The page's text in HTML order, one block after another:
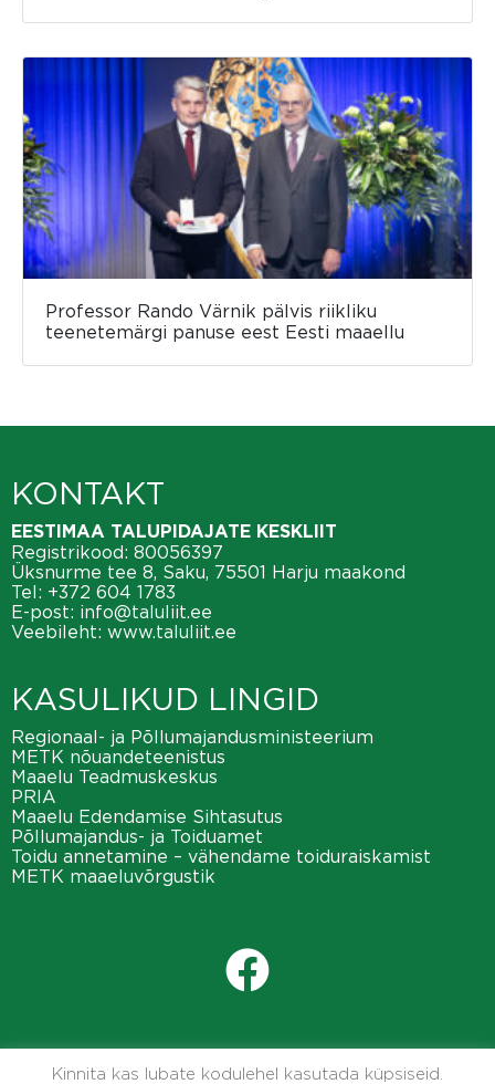
Professor Rando Värnik pälvis riikliku
teenetemärgi panuse eest Eesti maaellu
KONTAKT
EESTIMAA TALUPIDAJATE KESKLIIT
Registrikood: 80056397
Üksnurme tee 8, Saku, 75501 Harju maakond
Tel: +372 604 1783
E-post: info@taluliit.ee
Veebileht: www.taluliit.ee
KASULIKUD LINGID
Regionaal- ja Põllumajandusministeerium
METK nõuandeteenistus
Maaelu Teadmuskeskus
PRIA
Maaelu Edendamise Sihtasutus
Põllumajandus- ja Toiduamet
Toidu annetamine – vähendame toiduraiskamist
METK maaeluvõrgustik
Kinnita kas lubate kodulehel kasutada küpsiseid.